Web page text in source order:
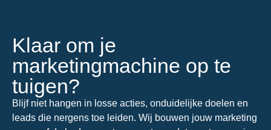
Klaar om je
marketingmachine op te
tuigen?
Blijf niet hangen in losse acties, onduidelijke doelen en
leads die nergens toe leiden. Wij bouwen jouw marketing